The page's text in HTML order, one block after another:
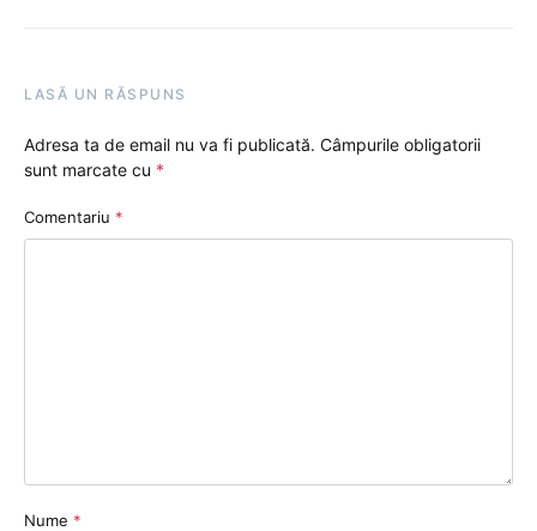
LASĂ UN RĂSPUNS
Adresa ta de email nu va fi publicată. Câmpurile obligatorii
sunt marcate cu *
Comentariu *
Nume *